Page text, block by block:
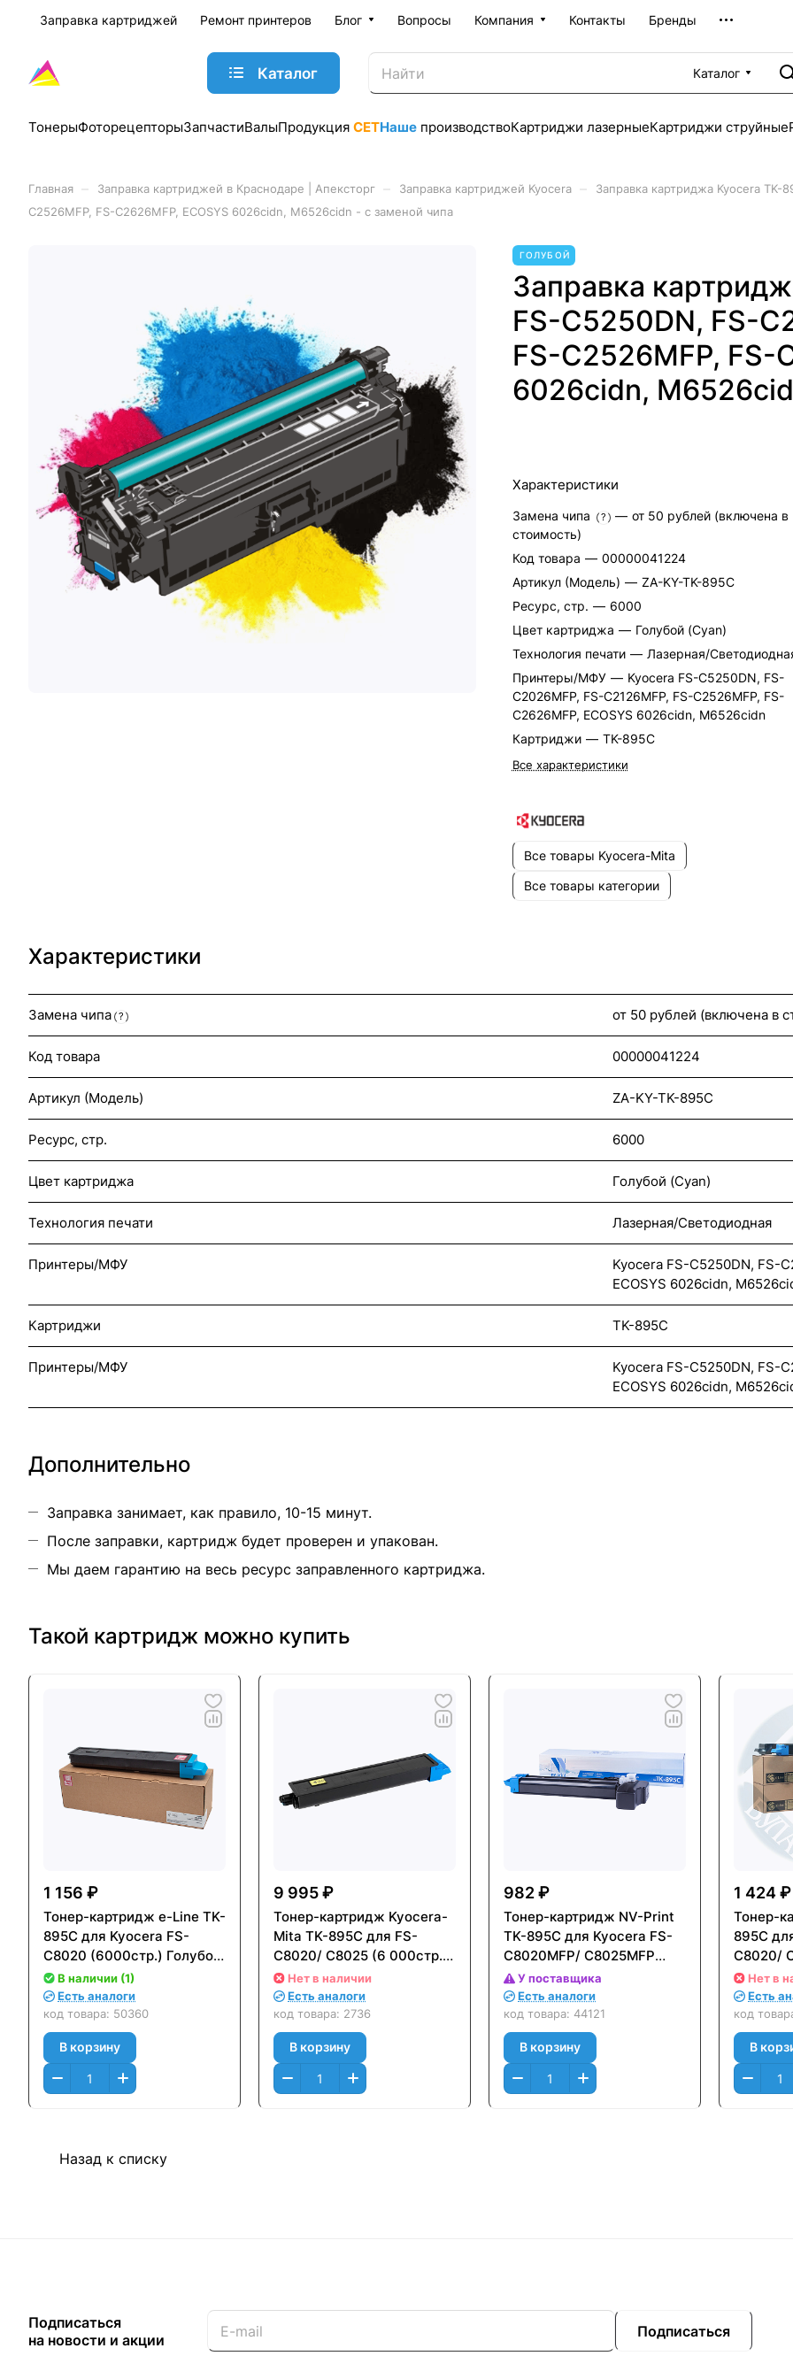
Заправка картриджей Ремонт принтеров Блог Вопросы Компания Контакты Бренды
Каталог
Каталог
ТонерыФоторецепторыЗапчастиВалыПродукция CETНаше производствоКартриджи лазерныеКартриджи струйные
Главная Заправка картриджей в Краснодаре | Апексторг Заправка картриджей Kyocera
Заправка картриджа Kyocera TK-
C2526MFP, FS-C2626MFP, ECOSYS 6026cidn, M6526cidn - с заменой чипа
ГОЛУБОЙ
Заправка
FS-C5250DN, FS-
FS-C2526MFP, FS-
6026cidn,
Характеристики
Замена чипа ? — от 50 рублей (включена в
стоимость)
Код товара — 00000041224
Артикул (Модель) — ZA-KY-TK-895C
Ресурс, стр. — 6000
Цвет картриджа — Голубой (Cyan)
Технология печати — Лазерная/
Принтеры/МФУ — Kyocera FS-C5250DN, FS-
C2026MFP, FS-C2126MFP, FS-C2526MFP, FS-
C2626MFP, ECOSYS 6026cidn, M6526cidn
Картриджи — TK-895C
Все характеристики
Все товары Kyocera-Mita
Все товары категории
Характеристики
Замена чипа ? от 50 рублей (включена в
Код товара 00000041224
Артикул (Модель) ZA-KY-TK-895C
Ресурс, стр. 6000
Цвет картриджа Голубой (Cyan)
Технология печати Лазерная/Светодиодная
Принтеры/МФУ
Kyocera FS-C5250DN, FS-
ECOSYS 6026cidn,
Картриджи TK-895C
Принтеры/МФУ
Kyocera FS-C5250DN, FS-
ECOSYS 6026cidn,
Дополнительно
Заправка занимает, как правило, 10-15 минут.
После заправки, картридж будет проверен и упакован.
Мы даем гарантию на весь ресурс заправленного картриджа.
Такой картридж можно купить
1 156 ₽
Тонер-картридж e-Line TK-
895C для Kyocera FS-
C8020 (6000стр.) Голубой
(Cyan) - с чипом
В наличии (1)
Есть аналоги
код товара: 50360
В корзину
9 995 ₽
Тонер-картридж Kyocera-
Mita TK-895C для FS-
C8020/ C8025 (6 000стр.)
Голубой (Cyan)
Оригинальный
Нет в наличии
Есть аналоги
код товара: 2736
В корзину
982 ₽
Тонер-картридж NV-Print
TK-895C для Kyocera FS-
C8020MFP/ C8025MFP
(6000стр.) Голубой (Cyan)
У поставщика
Есть аналоги
код товара: 44121
В корзину
1 424 ₽
Тонер-
895C
C8020/
Голубой
Нет в
Есть
код
В
Назад к списку
Подписаться
на новости и акции
Подписаться